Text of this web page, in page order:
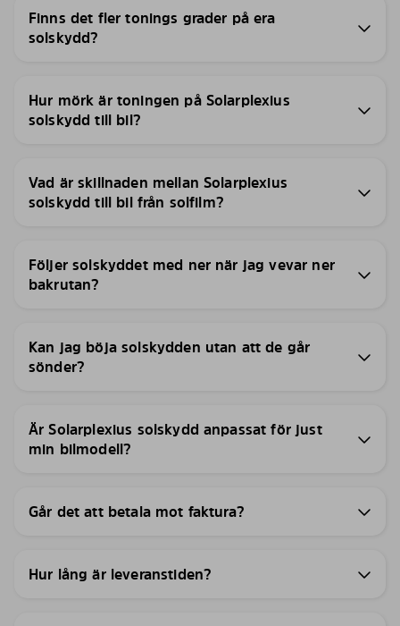
Finns det fler tonings grader på era
solskydd?
Hur mörk är toningen på Solarplexius
solskydd till bil?
Vad är skillnaden mellan Solarplexius
solskydd till bil från solfilm?
Följer solskyddet med ner när jag vevar ner
bakrutan?
Kan jag böja solskydden utan att de går
sönder?
Är Solarplexius solskydd anpassat för just
min bilmodell?
Går det att betala mot faktura?
Hur lång är leveranstiden?